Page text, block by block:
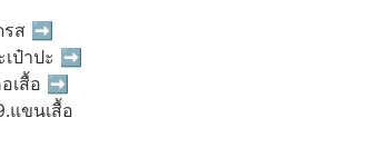
รส ➡
เป๋าปะ ➡
อเสื้อ ➡
แขนเสื้อ